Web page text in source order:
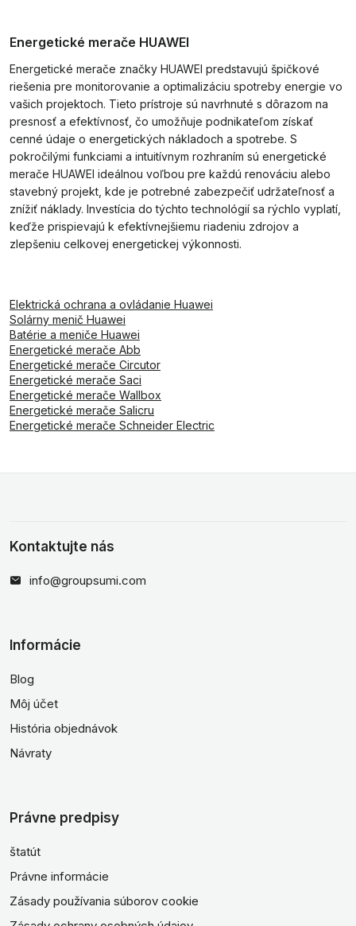
Energetické merače HUAWEI
Energetické merače značky HUAWEI predstavujú špičkové
riešenia pre monitorovanie a optimalizáciu spotreby energie vo
vašich projektoch. Tieto prístroje sú navrhnuté s dôrazom na
presnosť a efektívnosť, čo umožňuje podnikateľom získať
cenné údaje o energetických nákladoch a spotrebe. S
pokročilými funkciami a intuitívnym rozhraním sú energetické
merače HUAWEI ideálnou voľbou pre každú renováciu alebo
stavebný projekt, kde je potrebné zabezpečiť udržateľnosť a
znížiť náklady. Investícia do týchto technológií sa rýchlo vyplatí,
keďže prispievajú k efektívnejšiemu riadeniu zdrojov a
zlepšeniu celkovej energetickej výkonnosti.
Elektrická ochrana a ovládanie Huawei
Solárny menič Huawei
Batérie a meniče Huawei
Energetické merače Abb
Energetické merače Circutor
Energetické merače Saci
Energetické merače Wallbox
Energetické merače Salicru
Energetické merače Schneider Electric
Kontaktujte nás
info@groupsumi.com
Informácie
Blog
Môj účet
História objednávok
Návraty
Právne predpisy
štatút
Právne informácie
Zásady používania súborov cookie